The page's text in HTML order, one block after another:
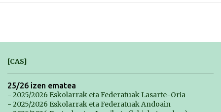
[CAS]
25/26 izen ematea
- 2025/2026 Eskolarrak eta Federatuak Lasarte-Oria
- 2025/2026 Eskolarrak eta Federatuak Andoain